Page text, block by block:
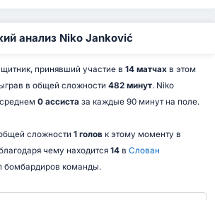
анализ Niko Janković
принявший участие в 14 матчахв этом
в общей сложности 482 минут. Niko
0 ассиста за каждые 90 минут на поле.
сложности 1 головк этому моменту в
чему находится 14в Слован
бомбардиров команды.